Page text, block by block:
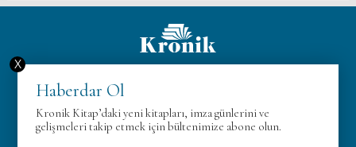
Hakkımızda
Gizlilik Politikası
Haberdar Ol
Kronik Kitap’daki yeni kitapları, imza günlerini ve
gelişmeleri takip etmek için bültenimize abone olun.
X